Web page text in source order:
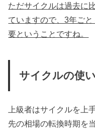
ただサイクルは過去に
ていますので、3年ご
要ということですね。
サイクルの使
上級者はサイクルを上
先の相場の転換時期を